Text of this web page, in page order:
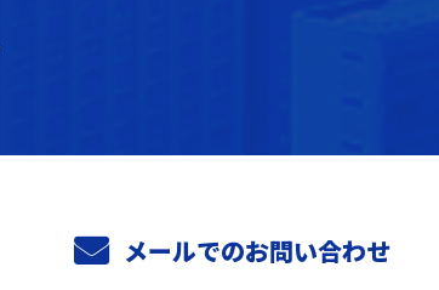
メールでのお問い合わせ